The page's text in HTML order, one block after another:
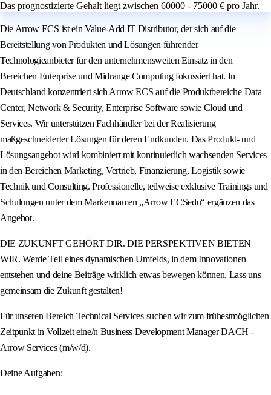
Das prognostizierte Gehalt liegt zwischen 60000 - 75000 € pro Jahr.
Die Arrow ECS ist ein Value-Add IT Distributor, der sich auf die
Bereitstellung von Produkten und Lösungen führender
Technologieanbieter für den unternehmensweiten Einsatz in den
Bereichen Enterprise und Midrange Computing fokussiert hat. In
Deutschland konzentriert sich Arrow ECS auf die Produktbereiche Data
Center, Network & Security, Enterprise Software sowie Cloud und
Services. Wir unterstützen Fachhändler bei der Realisierung
maßgeschneiderter Lösungen für deren Endkunden. Das Produkt- und
Lösungsangebot wird kombiniert mit kontinuierlich wachsenden Services
in den Bereichen Marketing, Vertrieb, Finanzierung, Logistik sowie
Technik und Consulting. Professionelle, teilweise exklusive Trainings und
Schulungen unter dem Markennamen „Arrow ECSedu“ ergänzen das
Angebot.
DIE ZUKUNFT GEHÖRT DIR. DIE PERSPEKTIVEN BIETEN
WIR. Werde Teil eines dynamischen Umfelds, in dem Innovationen
entstehen und deine Beiträge wirklich etwas bewegen können. Lass uns
gemeinsam die Zukunft gestalten!
Für unseren Bereich Technical Services suchen wir zum frühestmöglichen
Zeitpunkt in Vollzeit eine/n Business Development Manager DACH -
Arrow Services (m/w/d).
Deine Aufgaben: